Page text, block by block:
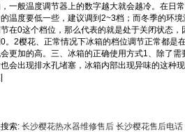
一般温度调节器上的数字越大就会越冷。在日
温度要低一些，建议调到2~3档；而冬季的环
在0这个档位，那么代表的就是处于关闭状态
。2樱花、正常情况下冰箱的档位调节正常都
更加的高。三、冰箱的正确使用方式1、除了
会出现排水孔堵塞，冰箱内部出现异味的这种
索: 长沙樱花热水器维修售后 长沙樱花售后电话